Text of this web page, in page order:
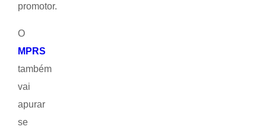
promotor.
O
MPRS
também
vai
apurar
se